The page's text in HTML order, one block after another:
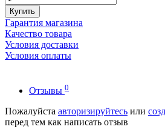
Купить
Гарантия магазина
Качество товара
Условия доставки
Условия оплаты
Отзывы 0
Пожалуйста авторизируйтесь или
перед тем как написать отзыв